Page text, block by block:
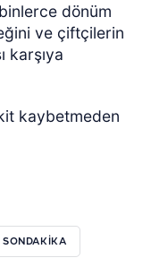
dönüm
ve çiftçilerin
karşıya
kaybetmeden
SONDAKİKA